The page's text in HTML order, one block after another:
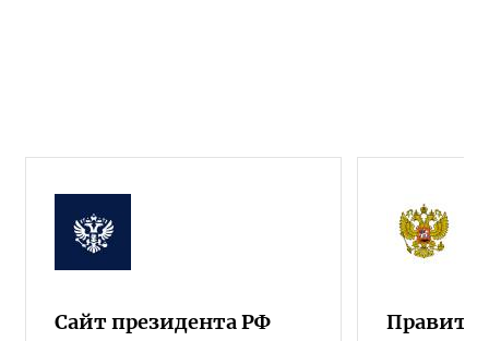
Сайт президента РФ